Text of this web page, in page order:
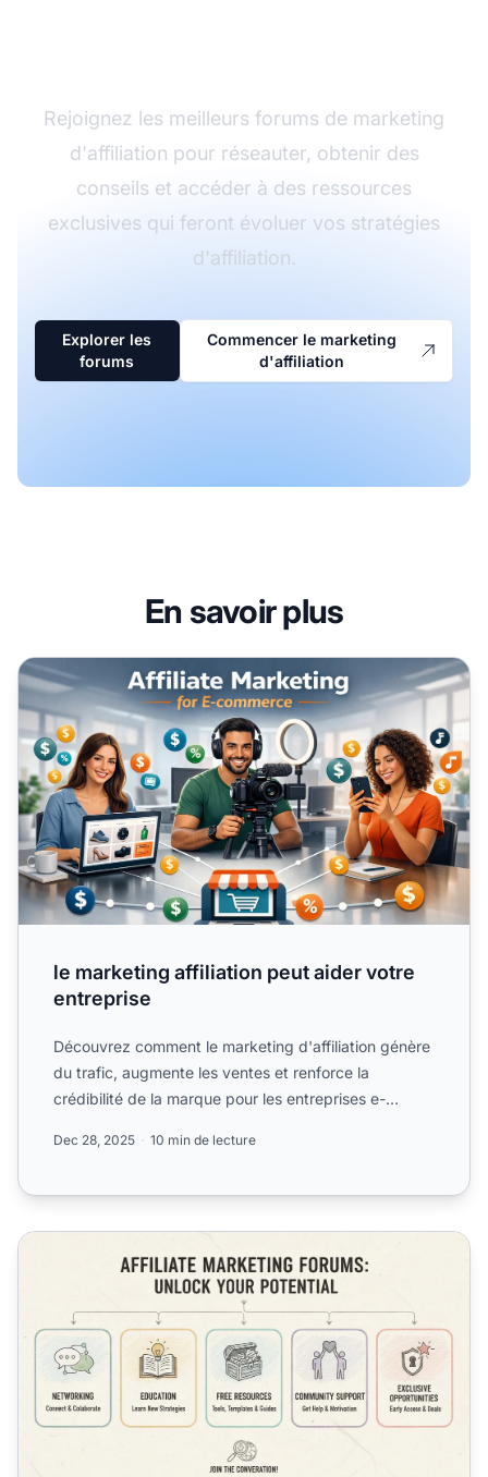
Rejoignez les meilleurs forums de marketing
d'affiliation pour réseauter, obtenir des
conseils et accéder à des ressources
exclusives qui feront évoluer vos stratégies
d'affiliation.
Explorer les
forums
Commencer le marketing
d'affiliation
En savoir plus
le marketing affiliation peut aider votre entreprise
le marketing affiliation peut aider votre
entreprise
Découvrez comment le marketing d'affiliation génère
du trafic, augmente les ventes et renforce la
crédibilité de la marque pour les entreprises e-
Dec 28, 2025 10 min de lecture
Pourquoi rejoindre des forums de marketing d'affiliation